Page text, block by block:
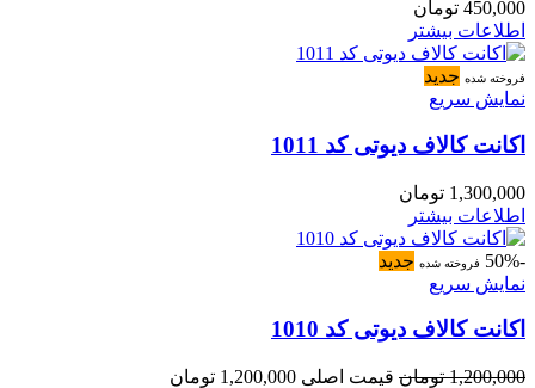
450,000 تومان
اطلاعات بیشتر
فروخته شده جدید
نمایش سریع
اکانت کالاف دیوتی کد 1011
1,300,000 تومان
اطلاعات بیشتر
-50% فروخته شده جدید
نمایش سریع
اکانت کالاف دیوتی کد 1010
1,200,000 تومان
قیمت اصلی 1,200,000 تومان